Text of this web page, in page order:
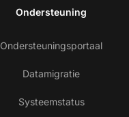
Ondersteuning
Ondersteuningsportaal
Datamigratie
Systeemstatus